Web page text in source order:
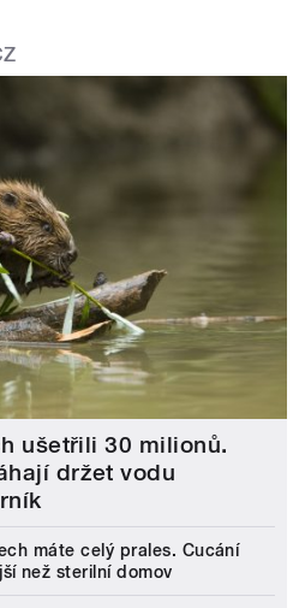
ušetřili 30 milionů.
držet vodu
máte celý prales. Cucání
než sterilní domov